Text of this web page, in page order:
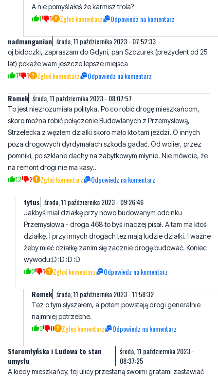
nadmanganian środa, 11 października 2023 - 07:52:33
oj bidoczki, zapraszam do Gdyni, pan Szczurek (prezydent od 25
7 1 Zgłoś komentarz Odpowiedz na komentarz
Romek środa, 11 października 2023 - 08:07:57
To jest niezrozumiała polityka. Po co robić drogę mieszkańcom,
Strzelecka z węzłem działki skoro mało kto tam jeździ. O innych
poza drogowych dyrdymałach szkoda gadać. Od wolier, przez
pomniki, po szklane dachy na zabytkowym młynie. Nie mówcie, że
na remont drogi nie ma kasy..
12 2 Zgłoś komentarz Odpowiedz na komentarz
tytus środa, 11 października 2023 - 09:26:46
Jakbyś miał działkę przy nowo budowanym odcinku
działkę. I przy innych drogach też mają ludzie działki. I ważne
żeby mieć działkę zanim się zacznie drogę budować. Koniec
wywodu:D :D :D :D
2 1 Zgłoś komentarz Odpowiedz na komentarz
Romek środa, 11 października 2023 - 11:58:32
Tez o tym słyszałem, a potem powstają drogi generalnie
3 0 Zgłoś komentarz Odpowiedz na komentarz
Staromłyńska i Ludowa to stan
08:37:25
chodniki, trawniki (co widać na zdjęciu)?! Tak ciężko, ameby
wjechać trupem na posesję? Ludowa tak samo, czasami ciężko jest
przejechać.